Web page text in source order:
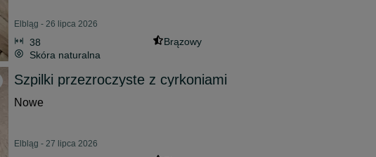
Elbląg - 26 lipca 2026
38
Brązowy
Skóra naturalna
Szpilki przezroczyste z cyrkoniami
Nowe
Elbląg - 27 lipca 2026